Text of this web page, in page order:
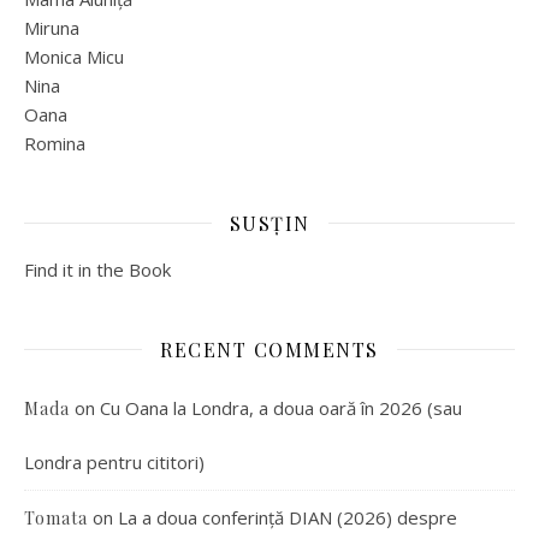
Miruna
Monica Micu
Nina
Oana
Romina
SUSȚIN
Find it in the Book
RECENT COMMENTS
Mada on Cu Oana la Londra, a doua oară în 2026 (sau
Londra pentru cititori)
Tomata on La a doua conferință DIAN (2026) despre